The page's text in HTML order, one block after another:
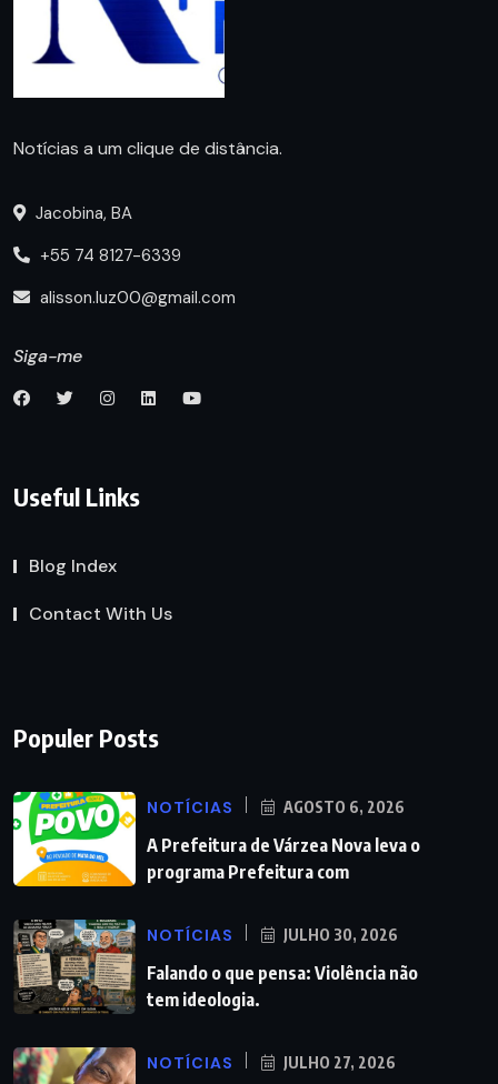
Notícias a um clique de distância.
Jacobina, BA
+55 74 8127-6339
alisson.luz00@gmail.com
Siga-me
Useful Links
Blog Index
Contact With Us
Populer Posts
NOTÍCIAS AGOSTO 6, 2026
A Prefeitura de Várzea Nova leva o
programa Prefeitura com
NOTÍCIAS JULHO 30, 2026
Falando o que pensa: Violência não
tem ideologia.
NOTÍCIAS JULHO 27, 2026